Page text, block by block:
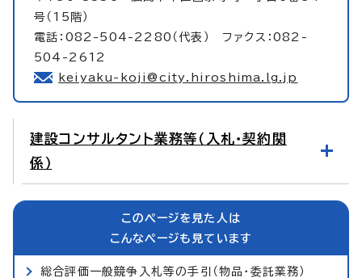
号（15階）
電話：082-504-2280（代表） ファクス：082-
504-2612
keiyaku-koji@city.hiroshima.lg.jp
建設コンサルタント業務等（入札・契約関
係）
このページを見た人は
こんなページも見ています
総合評価一般競争入札等の手引（物品・委託業務）